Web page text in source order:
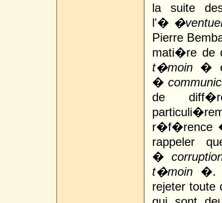
la suite
l'�
Pierre
mati�re
t�moin �
�
de
r�f�rence
rappeler
�
t�moin �.
rejeter toute